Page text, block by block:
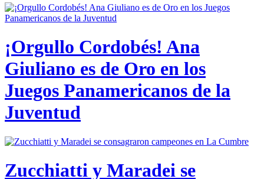
¡Orgullo Cordobés! Ana
Giuliano es de Oro en los
Juegos Panamericanos de la
Juventud
Zucchiatti y Maradei se